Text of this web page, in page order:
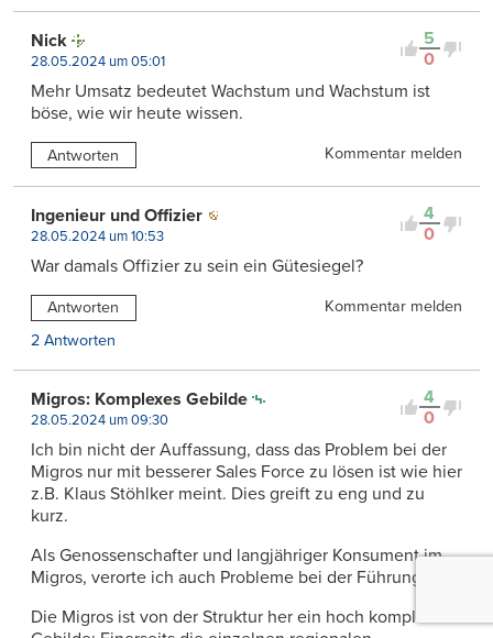
5
0
Nick
28.05.2024 um 05:01
Mehr Umsatz bedeutet Wachstum und Wachstum ist
böse, wie wir heute wissen.
Antworten Kommentar melden
4
0
Ingenieur und Offizier
28.05.2024 um 10:53
War damals Offizier zu sein ein Gütesiegel?
Antworten
Kommentar melden
2 Antworten
4
0
Migros: Komplexes Gebilde
28.05.2024 um 09:30
Ich bin nicht der Auffassung, dass das Problem bei der
Migros nur mit besserer Sales Force zu lösen ist wie hier
z.B. Klaus Stöhlker meint. Dies greift zu eng und zu
kurz.
Als Genossenschafter und langjähriger Konsument im
Migros, verorte ich auch Probleme bei der Führung.
Die Migros ist von der Struktur her ein hoch komplexes